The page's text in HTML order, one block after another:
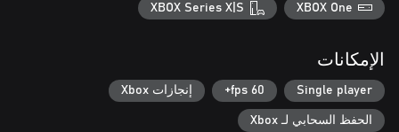
XBOX One
XBOX Series X|S
الإمكانات
Single player
60 fps+ إنجازات Xbox
الحفظ السحابي لـ Xbox